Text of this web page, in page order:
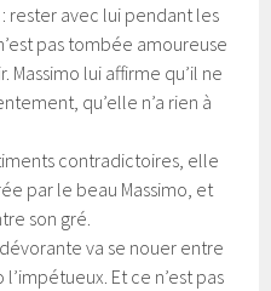
rester avec lui pendant les
pas tombée amoureuse
Massimo lui affirme qu’il ne
qu’elle n’a rien à
contradictoires, elle
par le beau Massimo, et
son gré.
va se nouer entre
Et ce n’est pas